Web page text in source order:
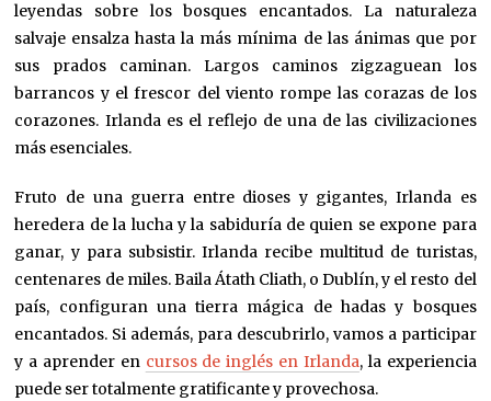
leyendas sobre los bosques encantados. La naturaleza
salvaje ensalza hasta la más mínima de las ánimas que por
sus prados caminan. Largos caminos zigzaguean los
barrancos y el frescor del viento rompe las corazas de los
corazones. Irlanda es el reflejo de una de las civilizaciones
más esenciales.
Fruto de una guerra entre dioses y gigantes, Irlanda es
heredera de la lucha y la sabiduría de quien se expone para
ganar, y para subsistir. Irlanda recibe multitud de turistas,
centenares de miles. Baila Átath Cliath, o Dublín, y el resto del
país, configuran una tierra mágica de hadas y bosques
encantados. Si además, para descubrirlo, vamos a participar
y a aprender en cursos de inglés en Irlanda, la experiencia
puede ser totalmente gratificante y provechosa.